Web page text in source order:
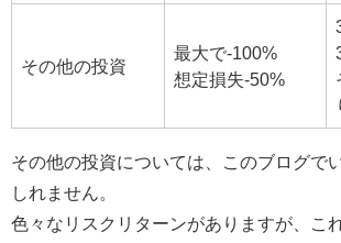
その他の投資
最大で‐100%
想定損失-50%
その他の投資については、このブログで
しれません。
色々なリスクリターンがありますが、こ